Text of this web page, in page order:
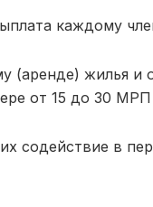
каждому
жилья и
от 15 до 30
содействие в